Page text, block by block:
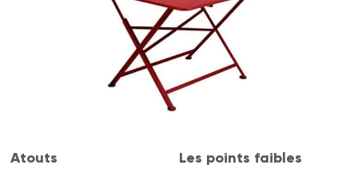
Atouts Les points faibles